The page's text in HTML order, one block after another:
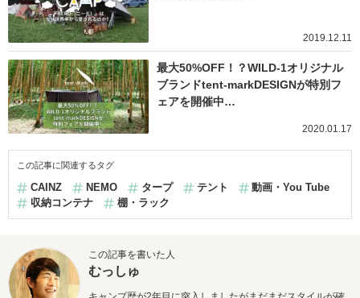
2019.12.11
最大50%OFF！？WILD-1オリジナル
ブランドtent-markDESIGNが特別フ
ェアを開催中…
2020.01.17
この記事に関連するタグ
CAINZ NEMO タープ テント
動画・You Tube
収納コンテナ
棚・ラック
この記事を書いた人
むっしゅ